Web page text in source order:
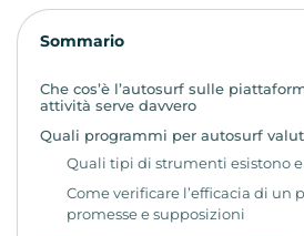
Sommario
Che cos’è l’autosurf sulle
attività serve davvero
Quali programmi per autosurf
Quali tipi di strumenti esistono
Come verificare l’efficacia di un
promesse e supposizioni